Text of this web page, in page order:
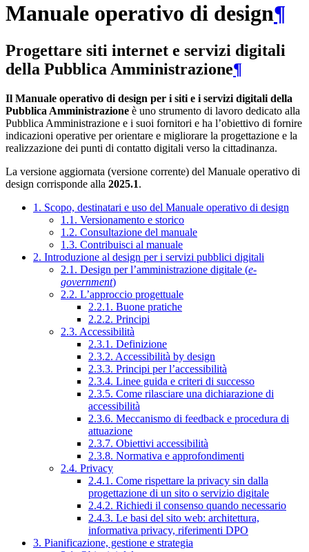
Manuale operativo di design¶
Progettare siti internet e servizi digitali
della Pubblica Amministrazione¶
Il Manuale operativo di design per i siti e i servizi digitali della
Pubblica Amministrazione è uno strumento di lavoro dedicato alla
Pubblica Amministrazione e i suoi fornitori e ha l’obiettivo di fornire
indicazioni operative per orientare e migliorare la progettazione e la
realizzazione dei punti di contatto digitali verso la cittadinanza.
La versione aggiornata (versione corrente) del Manuale operativo di
design corrisponde alla 2025.1.
1. Scopo, destinatari e uso del Manuale operativo di design
1.1. Versionamento e storico
1.2. Consultazione del manuale
1.3. Contribuisci al manuale
2. Introduzione al design per i servizi pubblici digitali
2.1. Design per l’amministrazione digitale (e-
government)
2.2. L’approccio progettuale
2.2.1. Buone pratiche
2.2.2. Principi
2.3. Accessibilità
2.3.1. Definizione
2.3.2. Accessibilità by design
2.3.3. Principi per l’accessibilità
2.3.4. Linee guida e criteri di successo
2.3.5. Come rilasciare una dichiarazione di
accessibilità
2.3.6. Meccanismo di feedback e procedura di
attuazione
2.3.7. Obiettivi accessibilità
2.3.8. Normativa e approfondimenti
2.4. Privacy
2.4.1. Come rispettare la privacy sin dalla
progettazione di un sito o servizio digitale
2.4.2. Richiedi il consenso quando necessario
2.4.3. Le basi del sito web: architettura,
informativa privacy, riferimenti DPO
3. Pianificazione, gestione e strategia